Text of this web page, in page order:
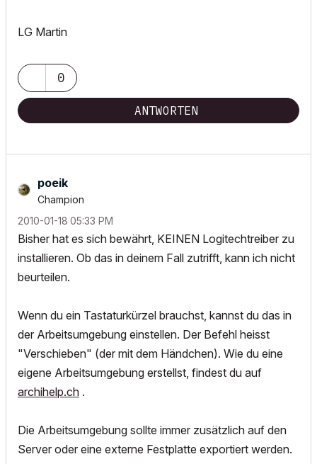
LG Martin
0
ANTWORTEN
poeik
Champion
‎2010-01-18 05:33 PM
Bisher hat es sich bewährt, KEINEN Logitechtreiber zu
installieren. Ob das in deinem Fall zutrifft, kann ich nicht
beurteilen.
Wenn du ein Tastaturkürzel brauchst, kannst du das in
der Arbeitsumgebung einstellen. Der Befehl heisst
"Verschieben" (der mit dem Händchen). Wie du eine
eigene Arbeitsumgebung erstellst, findest du auf
archihelp.ch .
Die Arbeitsumgebung sollte immer zusätzlich auf den
Server oder eine externe Festplatte exportiert werden.